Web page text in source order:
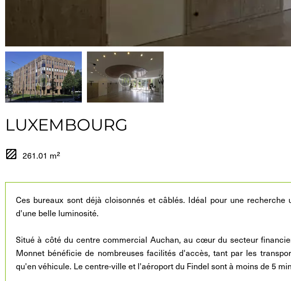
LUXEMBOURG
261.01 m²
Ces bureaux sont déjà cloisonnés et câblés. Idéal pour une recherche
d'une belle luminosité.
Situé à côté du centre commercial Auchan, au cœur du secteur
Monnet bénéficie de nombreuses facilités d'accès, tant par les
qu'en véhicule. Le centre-ville et l'aéroport du Findel sont à moins de 5